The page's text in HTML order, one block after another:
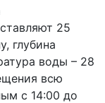
25
глубина
воды – 28
всю
с 14:00 до